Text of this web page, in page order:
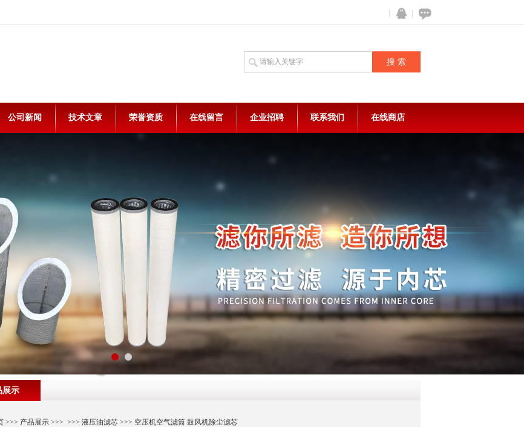
在线咨
QQ
公司新闻 技术文章 荣誉资质 在线留言 企业招聘 联系我们 在线商店
展示
>>> 产品展示>>> >>> 液压油滤芯>>> 空压机空气滤筒 鼓风机除尘滤芯